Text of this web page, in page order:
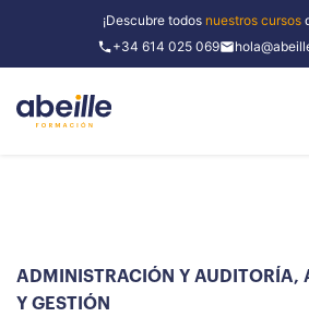
¡Descubre todos nuestros cursos
+34 614 025 069
ADMINISTRACIÓN Y AUDITORÍA,
Y GESTIÓN